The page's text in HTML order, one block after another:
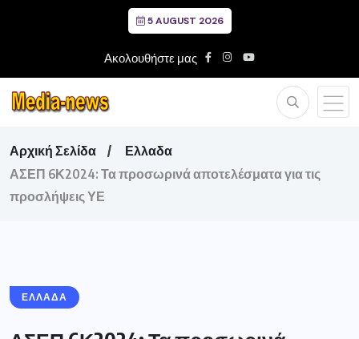
5 AUGUST 2026
Ακολουθήστε μας
Αρχική Σελίδα
Ελλαδα
ΑΣΕΠ 6Κ2024: Τα προσωρινά αποτελέσματα για τις
προσλήψεις ΥΕ
ΕΛΛΑΔΑ